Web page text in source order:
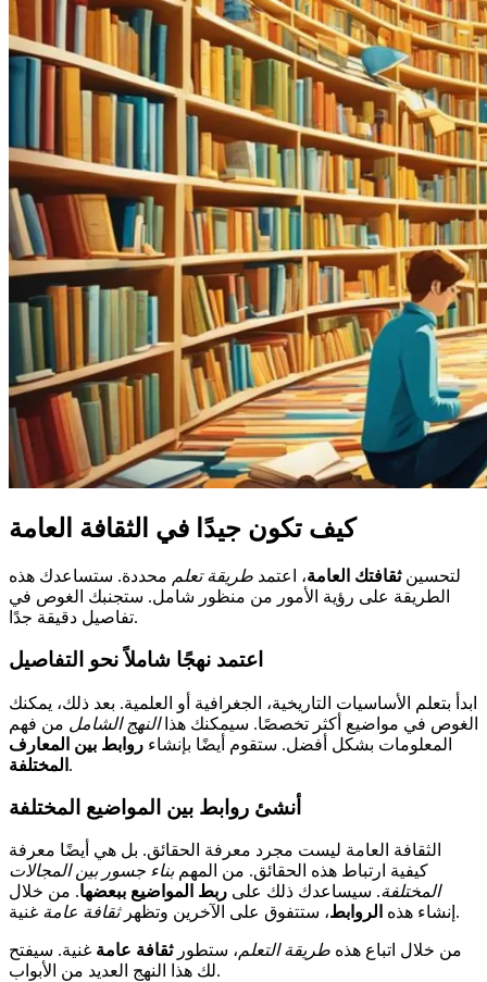
كيف تكون جيدًا في الثقافة العامة
لتحسينثقافتك العامة، اعتمد طريقة تعلم محددة. ستساعدك هذه
الطريقة على رؤية الأمور من منظور شامل. ستجنبك الغوص في
تفاصيل دقيقة جدًا.
اعتمد نهجًا شاملاً نحو التفاصيل
ابدأ بتعلم الأساسيات التاريخية، الجغرافية أو العلمية. بعد ذلك، يمكنك
الغوص في مواضيع أكثر تخصصًا. سيمكنك هذاالنهج الشامل من فهم
المعلومات بشكل أفضل. ستقوم أيضًا بإنشاء روابط بين المعارف
المختلفة .
أنشئ روابط بين المواضيع المختلفة
الثقافة العامة ليست مجرد معرفة الحقائق. بل هي أيضًا معرفة
كيفية ارتباط هذه الحقائق. من المهمبناء جسور بين المجالات
المختلفة. سيساعدك ذلك على ربط المواضيع ببعضها. من خلال
إنشاء هذه الروابط، ستتفوق على الآخرين وتظهرثقافة عامة غنية.
من خلال اتباع هذه طريقة التعلم، ستطورثقافة عامة غنية. سيفتح
لك هذا النهج العديد من الأبواب.